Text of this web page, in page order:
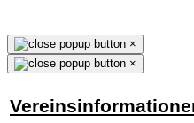
×
×